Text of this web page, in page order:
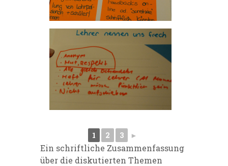
1 2 3 ►
Ein schriftliche Zusammenfassung
über die diskutierten Themen